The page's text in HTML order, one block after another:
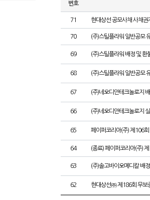
번호
71 현대상선 공모사채 사채권
70 (주)스틸플라워 일반공모
69 (주)스틸플라워 배정 및 환
68 (주)스틸플라워 일반공모
67 (주)네오디안테크놀로지
66 (주)네오디안테크놀로지
65 페이퍼코리아(주) 제106
64 (종료) 페이퍼코리아(주)
63 (주)솔고바이오메디칼 배
62 현대상선㈜ 제186회 무보